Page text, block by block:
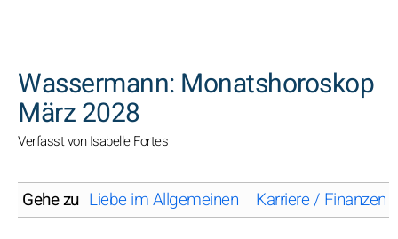
Wassermann: Monatshoroskop
März 2028
Verfasst von Isabelle Fortes
Gehe zu Liebe im Allgemeinen Karriere / Finanzen